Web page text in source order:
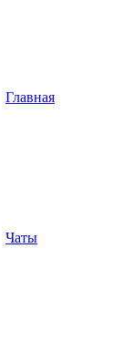
Главная
Чаты